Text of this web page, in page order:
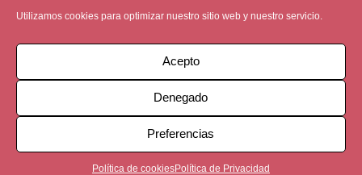
Utilizamos cookies para optimizar nuestro sitio web y nuestro servicio.
Acepto
Denegado
Preferencias
Política de cookiesPolítica de Privacidad